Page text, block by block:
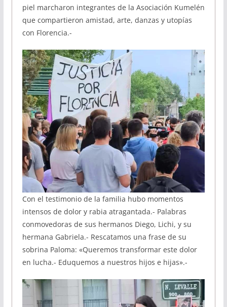
piel marcharon integrantes de la Asociación Kumelén
que compartieron amistad, arte, danzas y utopías
con Florencia.-
Con el testimonio de la familia hubo momentos
intensos de dolor y rabia atragantada.- Palabras
conmovedoras de sus hermanos Diego, Lichi, y su
hermana Gabriela.- Rescatamos una frase de su
sobrina Paloma: «Queremos transformar este dolor
en lucha.- Eduquemos a nuestros hijos e hijas».-